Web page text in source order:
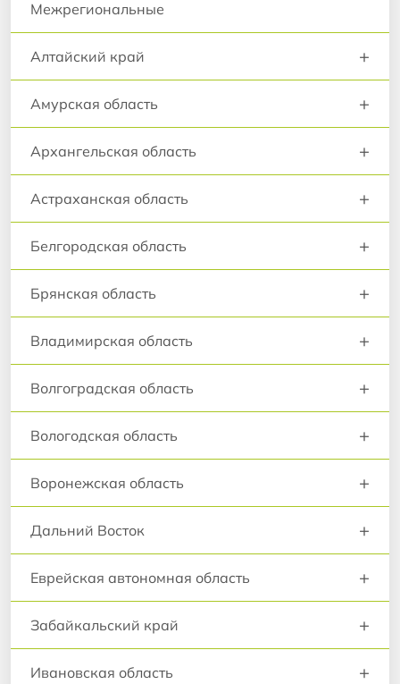
Межрегиональные
Алтайский край +
Амурская область +
Архангельская область +
Астраханская область +
Белгородская область +
Брянская область +
Владимирская область +
Волгоградская область +
Вологодская область +
Воронежская область +
Дальний Восток +
Еврейская автономная область +
Забайкальский край +
Ивановская область +